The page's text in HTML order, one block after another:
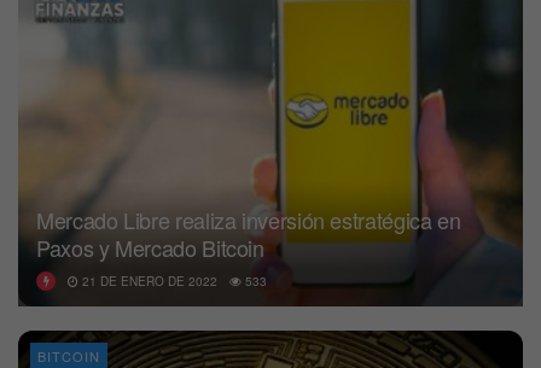
Mercado Libre realiza inversión estratégica en
Paxos y Mercado Bitcoin
21 DE ENERO DE 2022 533
BITCOIN